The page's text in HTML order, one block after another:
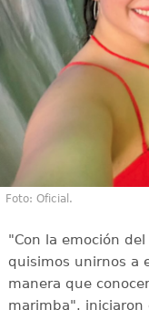
Foto: Oficial.
"Con la emoción
quisimos unirnos a
manera que
marimba". iniciaron